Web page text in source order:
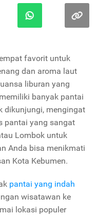
favorit untuk
dan aroma laut
liburan yang
banyak pantai
dikunjungi, mengingat
pantai yang sangat
Lombok untuk
Anda bisa menikmati
Kota Kebumen.
pantai yang indah
wisatawan ke
lokasi populer